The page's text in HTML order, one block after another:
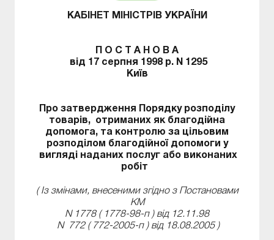
КАБІНЕТ МІНІСТРІВ УКРАЇНИ
П О С Т А Н О В А
від 17 серпня 1998 р. N 1295
Київ
Про затвердження Порядку розподілу
товарів, отриманих як благодійна
допомога, та контролю за цільовим
розподілом благодійної допомоги у
вигляді наданих послуг або виконаних
робіт
( Із змінами, внесеними згідно з Постановами
КМ
N 1778 ( 1778-98-п) від 12.11.98
N 772 ( 772-2005-п) від 18.08.2005 )